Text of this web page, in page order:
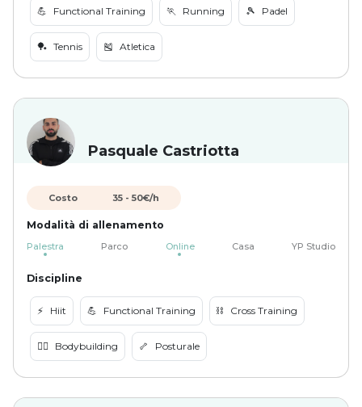
💪 Functional Training 🏃 Running 🎾 Padel
🏓 Tennis 🎽 Atletica
Pasquale Castriotta
Costo 35 -50€/h
Modalità di allenamento
Palestra Parco Online Casa YP Studio
Discipline
⚡️ Hiit 💪 Functional Training ⛓️ Cross Training
🏋️‍♀️ Bodybuilding 🦴 Posturale